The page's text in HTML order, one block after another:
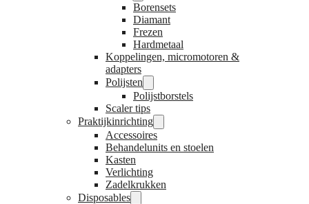
Borensets
Diamant
Frezen
Hardmetaal
Koppelingen, micromotoren &
adapters
Polijsten
Polijstborstels
Scaler tips
Praktijkinrichting
Accessoires
Behandelunits en stoelen
Kasten
Verlichting
Zadelkrukken
Disposables